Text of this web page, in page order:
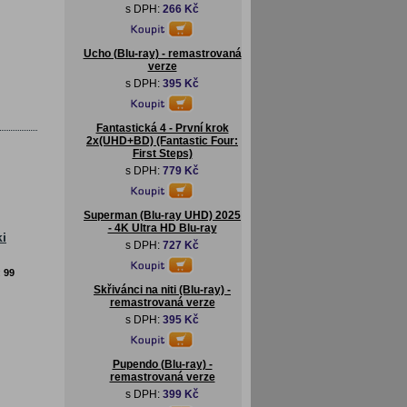
99
s DPH: 266 Kč
Ucho (Blu-ray) - remastrovaná
verze
s DPH: 395 Kč
Fantastická 4 - První krok
2x(UHD+BD) (Fantastic Four:
First Steps)
s DPH: 779 Kč
Superman (Blu-ray UHD) 2025
- 4K Ultra HD Blu-ray
s DPH: 727 Kč
Skřivánci na niti (Blu-ray) -
remastrovaná verze
s DPH: 395 Kč
Pupendo (Blu-ray) -
remastrovaná verze
s DPH: 399 Kč